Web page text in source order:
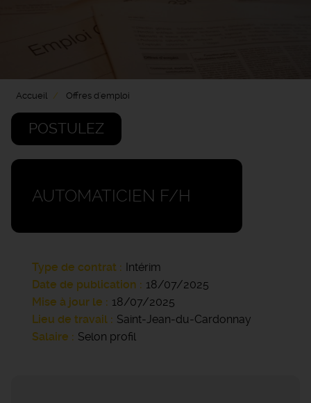
Accueil Offres d'emploi
POSTULEZ
AUTOMATICIEN F/H
Type de contrat
Intérim
Date de publication
18/07/2025
Mise à jour le
18/07/2025
Lieu de travail
Saint-Jean-du-Cardonnay
Salaire
Selon profil